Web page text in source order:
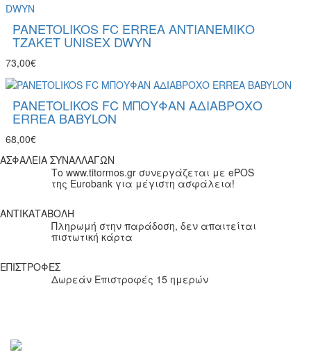
PANETOLIKOS FC ERREA ΑΝΤΙΑΝΕΜΙΚΟ
ΤΖΑΚΕΤ UNISEX DWYN
73,00€
PANETOLIKOS FC ΜΠΟΥΦΑΝ ΑΔΙΑΒΡΟΧΟ
ERREA BABYLON
68,00€
ΑΣΦΑΛΕΙΑ ΣΥΝΑΛΛΑΓΩΝ
Το www.titormos.gr συνεργάζεται με ePOS
της Eurobank για μέγιστη ασφάλεια!
ΑΝΤΙΚΑΤΑΒΟΛΗ
Πληρωμή στην παράδοση, δεν απαιτείται
πιστωτική κάρτα
ΕΠΙΣΤΡΟΦΕΣ
Δωρεάν Επιστροφές 15 ημερών